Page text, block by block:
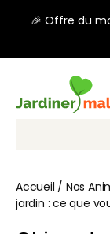
🎉 Offre du
Accueil / Nos
jardin : ce que